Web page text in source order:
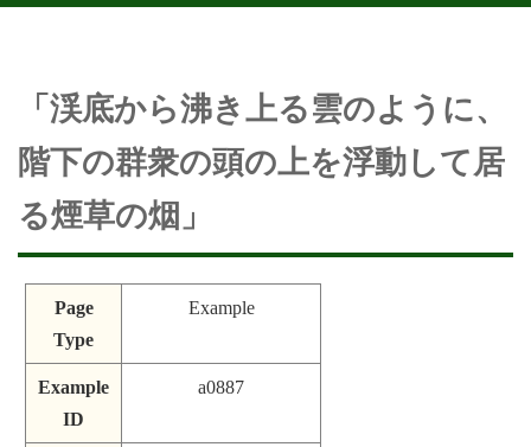
「渓底から沸き上る雲のように、
階下の群衆の頭の上を浮動して居
る煙草の烟」
Page
Type
Example
Example
ID
a0887